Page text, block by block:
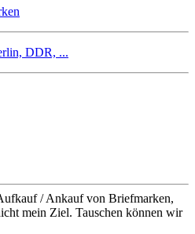
DDR, ...
/ Ankauf von Briefmarken,
mein Ziel. Tauschen können wir